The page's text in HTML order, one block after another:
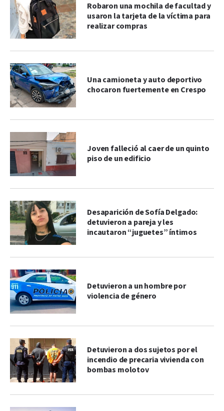
Robaron una mochila de facultad y
usaron la tarjeta de la víctima para
realizar compras
Una camioneta y auto deportivo
chocaron fuertemente en Crespo
Joven falleció al caer de un quinto
piso de un edificio
Desaparición de Sofía Delgado:
detuvieron a pareja y les
incautaron “juguetes” íntimos
Detuvieron a un hombre por
violencia de género
Detuvieron a dos sujetos por el
incendio de precaria vivienda con
bombas molotov